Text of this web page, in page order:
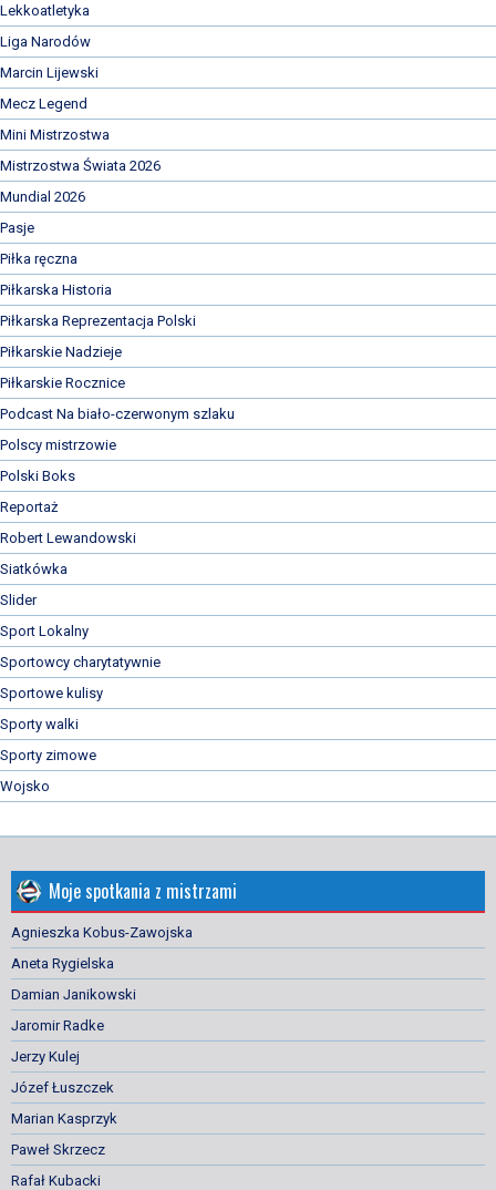
Lekkoatletyka
Liga Narodów
Marcin Lijewski
Mecz Legend
Mini Mistrzostwa
Mistrzostwa Świata 2026
Mundial 2026
Pasje
Piłka ręczna
Piłkarska Historia
Piłkarska Reprezentacja Polski
Piłkarskie Nadzieje
Piłkarskie Rocznice
Podcast Na biało-czerwonym szlaku
Polscy mistrzowie
Polski Boks
Reportaż
Robert Lewandowski
Siatkówka
Slider
Sport Lokalny
Sportowcy charytatywnie
Sportowe kulisy
Sporty walki
Sporty zimowe
Wojsko
Moje spotkania z mistrzami
Agnieszka Kobus-Zawojska
Aneta Rygielska
Damian Janikowski
Jaromir Radke
Jerzy Kulej
Józef Łuszczek
Marian Kasprzyk
Paweł Skrzecz
Rafał Kubacki